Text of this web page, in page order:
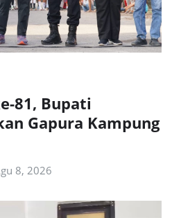
81, Bupati
Gapura Kampung
8, 2026